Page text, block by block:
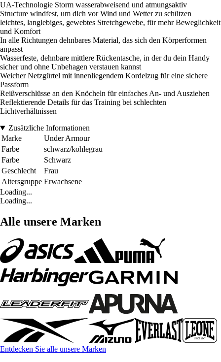
UA-Technologie Storm wasserabweisend und atmungsaktiv
Structure windfest, um dich vor Wind und Wetter zu schützen
leichtes, langlebiges, gewebtes Stretchgewebe, für mehr Beweglichkeit
und Komfort
In alle Richtungen dehnbares Material, das sich den Körperformen
anpasst
Wasserfeste, dehnbare mittlere Rückentasche, in der du dein Handy
sicher und ohne Unbehagen verstauen kannst
Weicher Netzgürtel mit innenliegendem Kordelzug für eine sichere
Passform
Reißverschlüsse an den Knöcheln für einfaches An- und Ausziehen
Reflektierende Details für das Training bei schlechten
Lichtverhältnissen
Zusätzliche Informationen
Marke
Under Armour
Farbe
schwarz/kohlegrau
Farbe
Schwarz
Geschlecht
Frau
Altersgruppe Erwachsene
Loading...
Loading...
Alle unsere Marken
Entdecken Sie alle unsere Marken